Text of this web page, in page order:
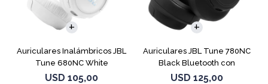
Auriculares Inalámbricos JBL
Tune 680NC White
USD 105,00
Auriculares JBL Tune 780NC
Black Bluetooth con
Micrófono
USD 125,00